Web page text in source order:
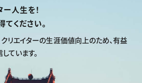
人生を！
ください。
クリエイターの生涯価値向上のため、有益
ています。